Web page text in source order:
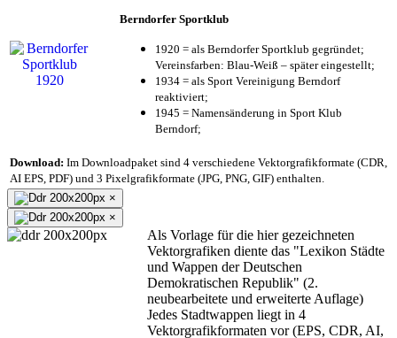
Berndorfer Sportklub
1920 = als Berndorfer Sportklub gegründet;
Vereinsfarben: Blau-Weiß – später eingestellt;
1934 = als Sport Vereinigung Berndorf
reaktiviert;
1945 = Namensänderung in Sport Klub
Berndorf;
Download: Im Downloadpaket sind 4 verschiedene Vektorgrafikformate (CDR,
AI EPS, PDF) und 3 Pixelgrafikformate (JPG, PNG, GIF) enthalten.
×
×
Als Vorlage für die hier gezeichneten
Vektorgrafiken diente das "Lexikon Städte
und Wappen der Deutschen
Demokratischen Republik" (2.
neubearbeitete und erweiterte Auflage)
Jedes Stadtwappen liegt in 4
Vektorgrafikformaten vor (EPS, CDR, AI,